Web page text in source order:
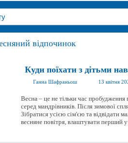
відпочинок
Куди поїхати з дітьми
Ганна Шафраньош 13 квітня
Весна – це не тільки час
серед мандрівників. Після зимової
Зібратися усією сім'єю та відвідати
весняне повітря, влаштувати перший